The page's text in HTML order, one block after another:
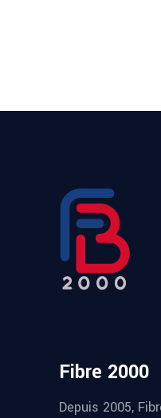
Fibre 2000
Depuis 2005,